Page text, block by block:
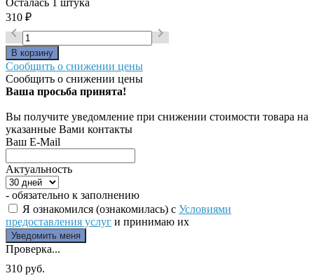
Осталась 1 штука
310 ₽
 
Сообщить о снижении цены
Сообщить о снижении цены
Ваша просьба принята!
Вы получите уведомление при снижении стоимости товара на
указанные Вами контакты
Ваш E-Mail
Актуальность
- обязательно к заполнению
Я ознакомился (ознакомилась) с Условиями
предоставления услуг и принимаю их
Проверка...
310 руб.